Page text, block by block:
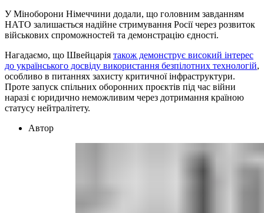
У Міноборони Німеччини додали, що головним завданням
НАТО залишається надійне стримування Росії через розвиток
військових спроможностей та демонстрацію єдності.
Нагадаємо, що Швейцарія також демонструє високий інтерес
до українського досвіду використання безпілотних технологій,
особливо в питаннях захисту критичної інфраструктури.
Проте запуск спільних оборонних проєктів під час війни
наразі є юридично неможливим через дотримання країною
статусу нейтралітету.
Автор